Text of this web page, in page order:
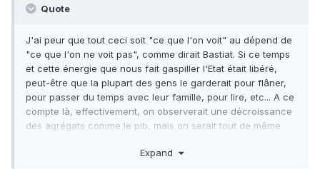
Quote
J'ai peur que tout ceci soit "ce que l'on voit" au dépend de
"ce que l'on ne voit pas", comme dirait Bastiat. Si ce temps
et cette énergie que nous fait gaspiller l'Etat était libéré,
peut-être que la plupart des gens le garderait pour flâner,
pour passer du temps avec leur famille, pour lire, etc... A ce
compte là, effectivement, on observerait une décroissance
des agrégats comme le pib, mais on serait tout de même
(temps libre, otium etc). Mais plus vraisemblablement, pour
Expand